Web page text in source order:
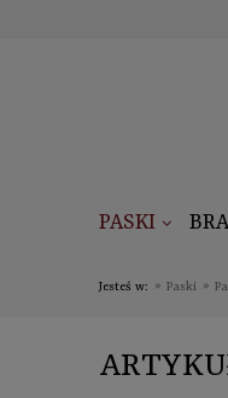
PASKI
Jesteś w: » Paski »